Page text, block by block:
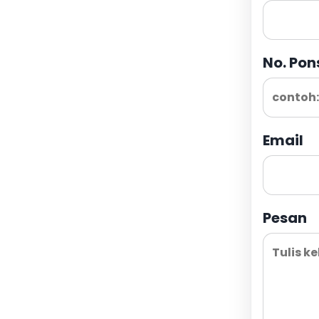
No.
Email
Pesan